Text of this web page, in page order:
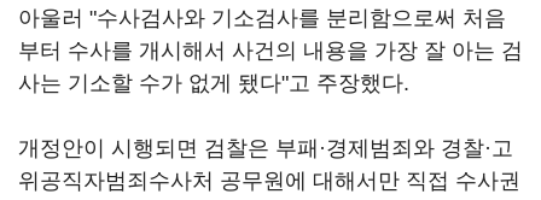
아울러 "수사검사와 기소검사를 분리함으로써 처음
부터 수사를 개시해서 사건의 내용을 가장 잘 아는 검
사는 기소할 수가 없게 됐다"고 주장했다.
개정안이 시행되면 검찰은 부패·경제범죄와 경찰·고
위공직자범죄수사처 공무원에 대해서만 직접 수사권